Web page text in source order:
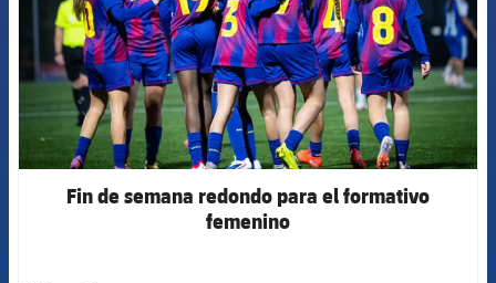
Fin de semana redondo para el formativo
femenino